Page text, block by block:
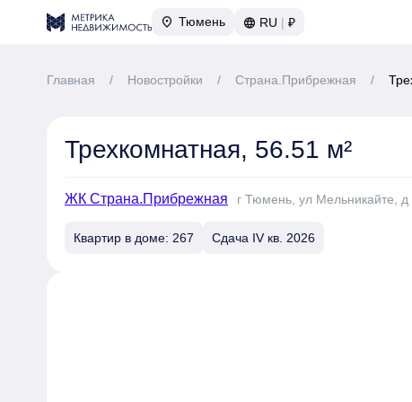
Тюмень RU | ₽
Главная / Новостройки / Страна.Прибрежная /
Трехкомнатная, 56.51 м²
ЖК Страна.Прибрежная г Тюмень, ул Мельникайте, д
Квартир в доме: 267 Сдача IV кв. 2026